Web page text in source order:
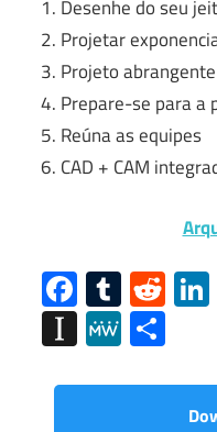
Desenhe do seu
Projetar
Projeto
Prepare-se para a
Reúna as equipes
CAD + CAM
Facebook
Instapaper
MeWe